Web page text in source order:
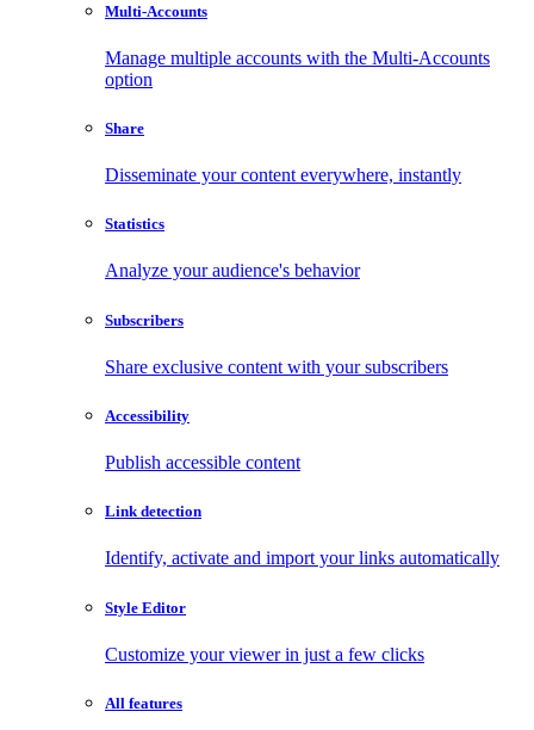
Multi-Accounts
Manage multiple accounts with the Multi-Accounts
option
Share
Disseminate your content everywhere, instantly
Statistics
Analyze your audience's behavior
Subscribers
Share exclusive content with your subscribers
Accessibility
Publish accessible content
Link detection
Identify, activate and import your links automatically
Style Editor
Customize your viewer in just a few clicks
All features